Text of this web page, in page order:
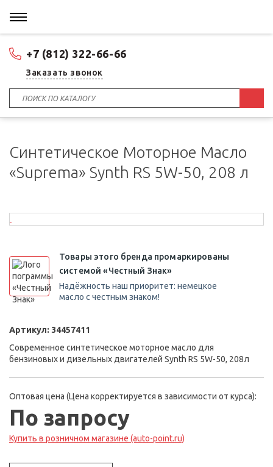
+7 (812) 322-66-66
Заказать звонок
Синтетическое Моторное Масло
«Suprema» Synth RS 5W-50, 208 л
Товары этого бренда промаркированы
системой «Честный Знак»
Надёжность наш приоритет: немецкое
масло с честным знаком!
Артикул: 34457411
Современное синтетическое моторное масло для
бензиновых и дизельных двигателей Synth RS 5W-50, 208л
Оптовая цена (Цена корректируется в зависимости от курса):
По запросу
Купить в розничном магазине (auto-point.ru)